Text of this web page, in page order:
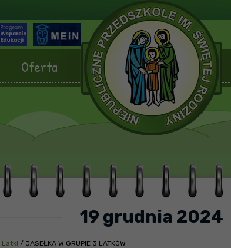
Oferta
19 grudnia 2024
Latki / JASEŁKA W GRUPIE 3 LATKÓW